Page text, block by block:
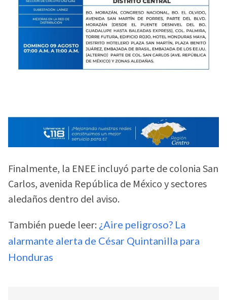
Finalmente, la ENEE incluyó parte de colonia San
Carlos, avenida República de México y sectores
aledaños dentro del aviso.
También puede leer: ¿Aire peligroso? La
alarmante alerta de César Quintanilla para
Honduras